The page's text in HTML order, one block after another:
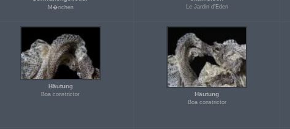
M�nchen Le Jardin d'Eden
Häutung
Boa constrictor Häutung
Boa constrictor